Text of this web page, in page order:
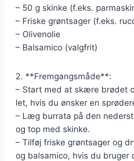
– 50 g skinke (f.eks.
– Friske grøntsager (f.eks.
– Olivenolie
– Balsamico (valgfrit)
2. **Fremgangsmåde**:
– Start med at skære brødet
let, hvis du ønsker en
– Læg burrata på den
og top med skinke.
– Tilføj friske grøntsager og
og balsamico, hvis du bruger